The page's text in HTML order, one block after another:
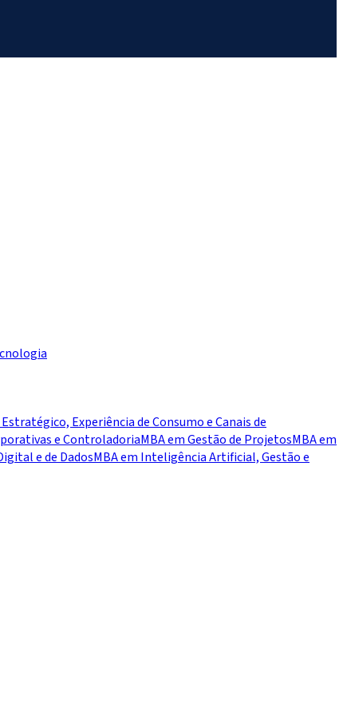
Experiência de Consumo e Canais de
e ControladoriaMBA em Gestão de ProjetosMBA em
e de DadosMBA em Inteligência Artificial, Gestão e